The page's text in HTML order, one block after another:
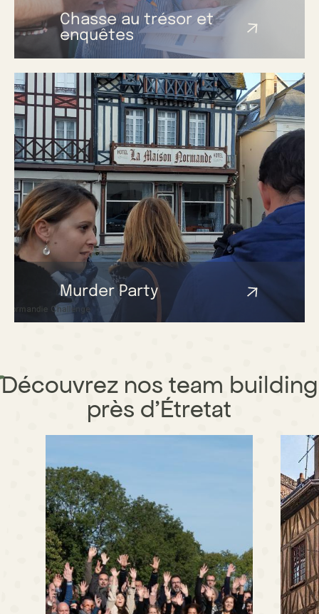
Chasse au trésor et
enquêtes
Murder Party
Découvrez nos team building
près d'Étretat